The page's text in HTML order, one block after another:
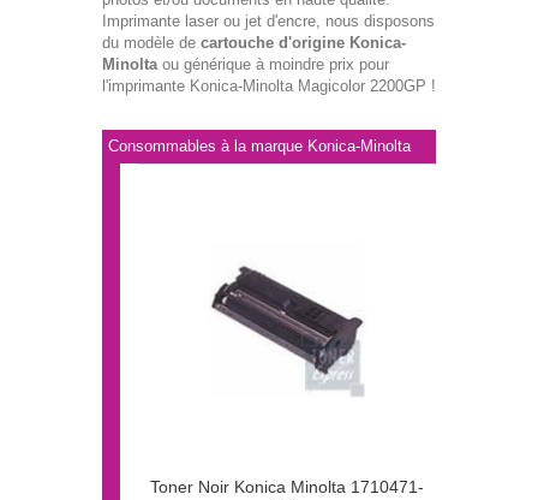
Imprimante laser ou jet d'encre, nous disposons
du modèle de cartouche d'origine Konica-
Minoltaou générique à moindre prix pour
l'imprimante Konica-Minolta Magicolor 2200GP !
Consommables à la marque Konica-Minolta
Toner Noir Konica Minolta 1710471-